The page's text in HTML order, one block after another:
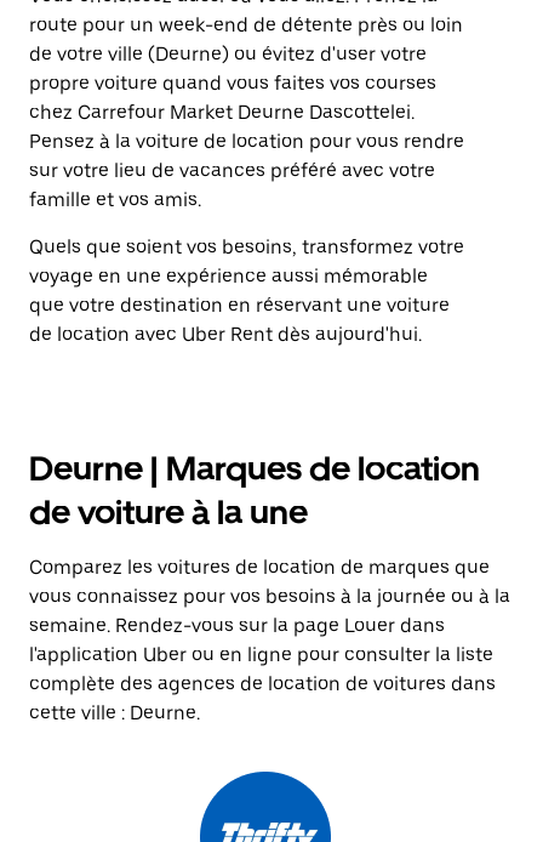
route pour un week-end de détente près ou loin
de votre ville (Deurne) ou évitez d'user votre
propre voiture quand vous faites vos courses
chez Carrefour Market Deurne Dascottelei.
Pensez à la voiture de location pour vous rendre
sur votre lieu de vacances préféré avec votre
famille et vos amis.
Quels que soient vos besoins, transformez votre
voyage en une expérience aussi mémorable
que votre destination en réservant une voiture
de location avec Uber Rent dès aujourd'hui.
Deurne | Marques de location
de voiture à la une
Comparez les voitures de location de marques que
vous connaissez pour vos besoins à la journée ou à la
semaine. Rendez-vous sur la page Louer dans
l'application Uber ou en ligne pour consulter la liste
complète des agences de location de voitures dans
cette ville : Deurne.